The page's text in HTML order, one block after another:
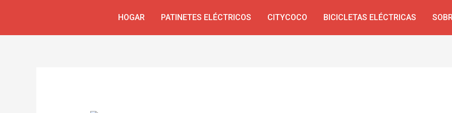
HOGAR PATINETES ELÉCTRICOS CITYCOCO BICICLETAS ELÉCTRICAS